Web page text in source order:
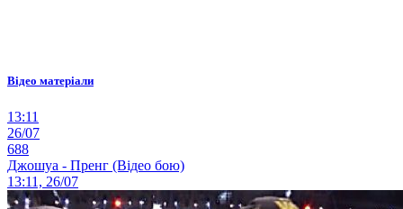
Відео матеріали
13:11
26/07
688
Джошуа - Пренг (Відео бою)
13:11, 26/07